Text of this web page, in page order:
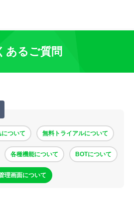
あるご質問
について 無料トライアルについて
各種機能について BOTについて
理画面について